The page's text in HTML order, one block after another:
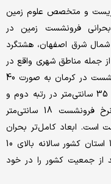
و متخصص علوم زمین
فرونشست زمین در
شمال شرق اصفهان، هشتگرد
از جمله مناطق شهری واقع در
کانون فرونشست هستند. بیشترین نرخ فرونشست در کرمان به صورت 40
سانتی‌متر در سال رخ می‌دهد و البرز با نرخ 35 سانتی‌متر در رتبه دوم و
پس ‌‌از آن تهران است. اصفهان نیز با نرخ فرونشست 18 سانتی‌متر
است. ابعاد کامل‌‌تر بحران
فرونشست نیز مشخص می‌کند، زمین در 18 استان کشور سالانه بالای 10
می‌رود؛ این استان‌‌ها 40‌درصد از جمعیت کشور را در خود